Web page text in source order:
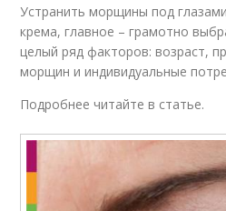
Устранить морщины под
крема, главное – грамотно
целый ряд факторов: возраст,
морщин и индивидуальные
Подробнее читайте в статье.